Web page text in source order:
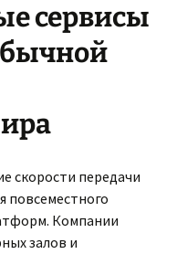
сервисы
скорости передачи
повсеместного
Компании
залов и